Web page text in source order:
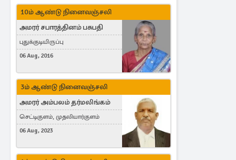
10ம் ஆண்டு நினைவஞ்சலி
அமரர் சபாரத்தினம் பசுபதி
புதுக்குடியிருப்பு
06 Aug, 2016
3ம் ஆண்டு நினைவஞ்சலி
அமரர் அம்பலம் தர்மலிங்கம்
செட்டிகுளம், முதலியார்குளம்
06 Aug, 2023